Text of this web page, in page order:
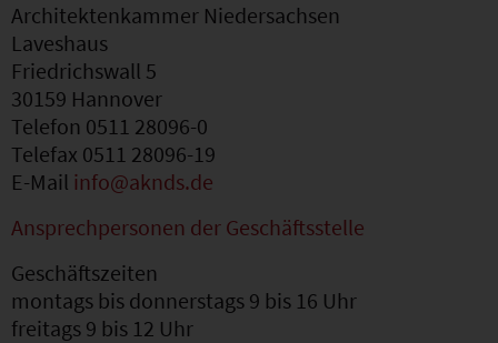
Architektenkammer Niedersachsen
Laveshaus
Friedrichswall 5
30159 Hannover
Telefon 0511 28096-0
Telefax 0511 28096-19
E-Mail info@aknds.de
Ansprechpersonen der Geschäftsstelle
Geschäftszeiten
montags bis donnerstags 9 bis 16 Uhr
freitags 9 bis 12 Uhr